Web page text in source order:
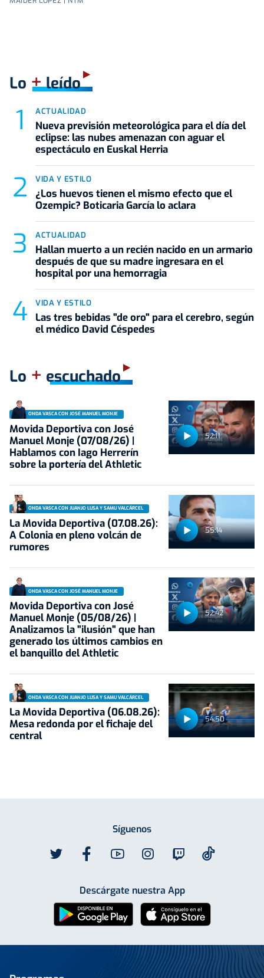
Lo +leído
ACTUALIDAD
Nueva previsión meteorológica para el día del
eclipse: las nubes amenazan con aguar el
espectáculo en Euskal Herria
VIDA Y ESTILO
¿Los huevos tienen el mismo efecto que el
Ozempic? Boticaria García lo aclara
ACTUALIDAD
Hallan muerto a un recién nacido en un armario
después de que su madre ingresara en el
hospital por una hemorragia
VIDA Y ESTILO
Las tres bebidas "de oro" para el cerebro, según
el médico David Céspedes
Lo + escuchado
52:11
ONDA VASCA CON JOSÉ MANUEL MONJE
Movida Deportiva con José
Manuel Monje (07/08/26) |
Hablamos con Iago Herrerín
sobre la portería del Athletic
55:14
ONDA VASCA CON JUANJO LUSA Y SAMU VALCÁRCEL
La Movida Deportiva (07.08.26):
A Colonia en pleno volcán de
rumores
52:42
ONDA VASCA CON JOSÉ MANUEL MONJE
Movida Deportiva con José
Manuel Monje (05/08/26) |
Analizamos la "ilusión" que han
generado los últimos cambios en
el banquillo del Athletic
54:50
ONDA VASCA CON JUANJO LUSA Y SAMU VALCÁRCEL
La Movida Deportiva (06.08.26):
Mesa redonda por el fichaje del
central
Síguenos
Descárgate nuestra App